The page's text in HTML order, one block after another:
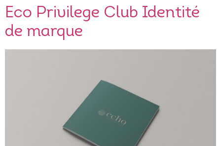
Eco Privilege Club Identité
de marque